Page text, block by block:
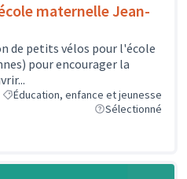
maternelle Jean-
de petits vélos pour l'école
pour encourager la
Éducation, enfance et jeunesse
Sélectionné